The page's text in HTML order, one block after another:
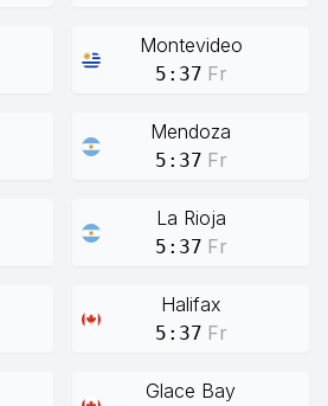
Montevideo
5:37 Fr
Mendoza
5:37 Fr
La Rioja
5:37 Fr
Halifax
5:37 Fr
Glace Bay